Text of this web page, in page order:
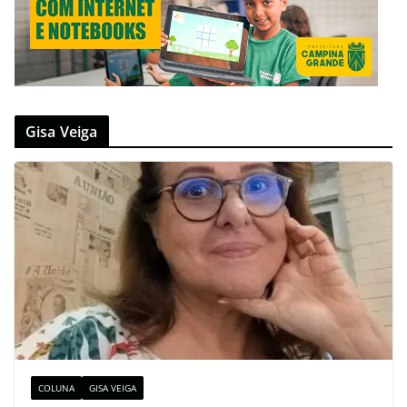
Gisa Veiga
COLUNA GISA VEIGA